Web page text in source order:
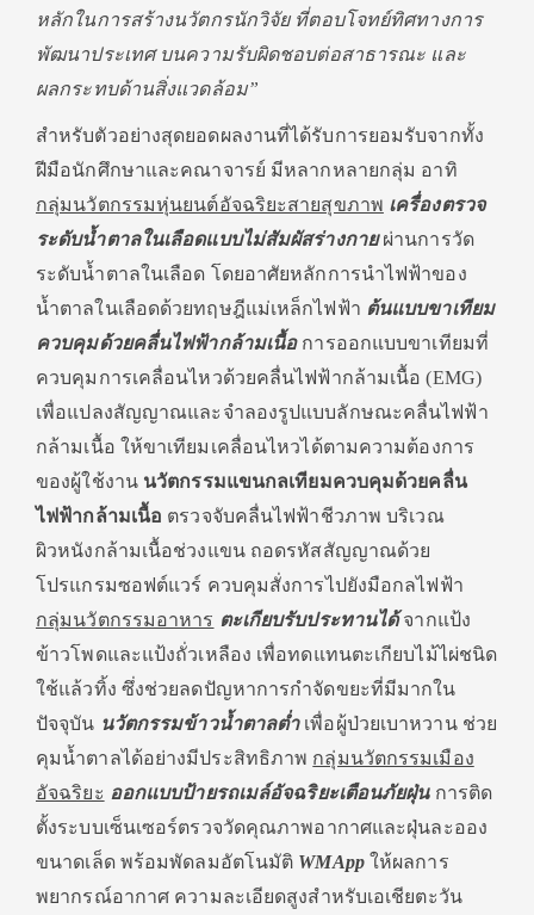
หลักในการสร้างนวัตกรนักวิจัย ที่ตอบโจทย์ทิศทางการ
พัฒนาประเทศ บนความรับผิดชอบต่อสาธารณะ และ
ผลกระทบด้านสิ่งแวดล้อม”
สำหรับตัวอย่างสุดยอดผลงานที่ได้รับการยอมรับจากทั้ง
ฝีมือนักศึกษาและคณาจารย์ มีหลากหลายกลุ่ม อาทิ
กลุ่มนวัตกรรมหุ่นยนต์อัจฉริยะสายสุขภาพ เครื่องตรวจ
ระดับน้ำตาลในเลือดแบบไม่สัมผัสร่างกายผ่านการวัด
ระดับน้ำตาลในเลือด โดยอาศัยหลักการนำไฟฟ้าของ
น้ำตาลในเลือดด้วยทฤษฎีแม่เหล็กไฟฟ้า ต้นแบบขาเทียม
ควบคุมด้วยคลื่นไฟฟ้ากล้ามเนื้อการออกแบบขาเทียมที่
ควบคุมการเคลื่อนไหวด้วยคลื่นไฟฟ้ากล้ามเนื้อ (EMG)
เพื่อแปลงสัญญาณและจำลองรูปแบบลักษณะคลื่นไฟฟ้า
กล้ามเนื้อ ให้ขาเทียมเคลื่อนไหวได้ตามความต้องการ
ของผู้ใช้งาน นวัตกรรมแขนกลเทียมควบคุมด้วยคลื่น
ไฟฟ้ากล้ามเนื้อ ตรวจจับคลื่นไฟฟ้าชีวภาพ บริเวณ
ผิวหนังกล้ามเนื้อช่วงแขน ถอดรหัสสัญญาณด้วย
โปรแกรมซอฟต์แวร์ ควบคุมสั่งการไปยังมือกลไฟฟ้า
กลุ่มนวัตกรรมอาหาร ตะเกียบรับประทานได้จากแป้ง
ข้าวโพดและแป้งถั่วเหลือง เพื่อทดแทนตะเกียบไม้ไผ่ชนิด
ใช้แล้วทิ้ง ซึ่งช่วยลดปัญหาการกำจัดขยะที่มีมากใน
ปัจจุบัน นวัตกรรมข้าวน้ำตาลต่ำเพื่อผู้ป่วยเบาหวาน ช่วย
คุมน้ำตาลได้อย่างมีประสิทธิภาพ กลุ่มนวัตกรรมเมือง
อัจฉริยะ ออกแบบป้ายรถเมล์อัจฉริยะเตือนภัยฝุ่นการติด
ตั้งระบบเซ็นเซอร์ตรวจวัดคุณภาพอากาศและฝุ่นละออง
ขนาดเล็ด พร้อมพัดลมอัตโนมัติ WMAppให้ผลการ
พยากรณ์อากาศ ความละเอียดสูงสําหรับเอเชียตะวัน